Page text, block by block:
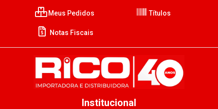
Meus Pedidos Títulos
Notas Fiscais
Institucional